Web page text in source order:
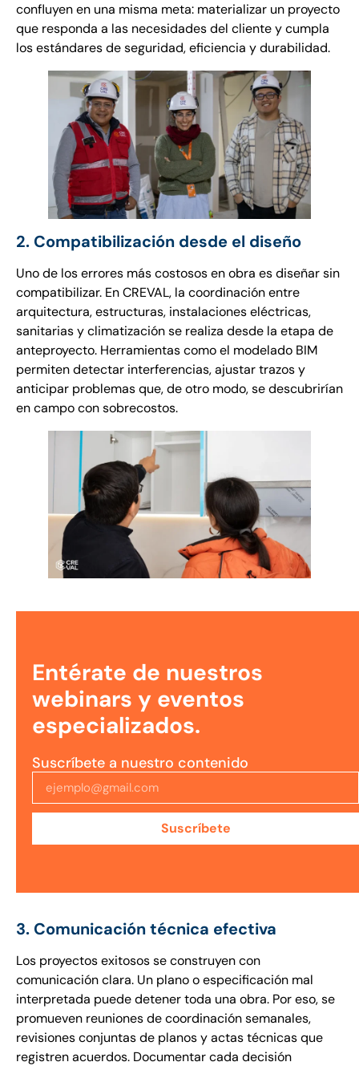
confluyen en una misma meta: materializar un proyecto
que responda a las necesidades del cliente y cumpla
los estándares de seguridad, eficiencia y durabilidad.
2. Compatibilización desde el diseño
Uno de los errores más costosos en obra es diseñar sin
compatibilizar. En CREVAL, la coordinación entre
arquitectura, estructuras, instalaciones eléctricas,
sanitarias y climatización se realiza desde la etapa de
anteproyecto. Herramientas como el modelado BIM
permiten detectar interferencias, ajustar trazos y
anticipar problemas que, de otro modo, se descubrirían
en campo con sobrecostos.
Entérate de nuestros
webinars y eventos
especializados.
Suscríbete a nuestro contenido
Suscríbete
3. Comunicación técnica efectiva
Los proyectos exitosos se construyen con
comunicación clara. Un plano o especificación mal
interpretada puede detener toda una obra. Por eso, se
promueven reuniones de coordinación semanales,
revisiones conjuntas de planos y actas técnicas que
registren acuerdos. Documentar cada decisión